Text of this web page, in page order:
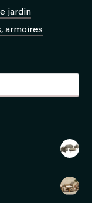
jardin
armoires